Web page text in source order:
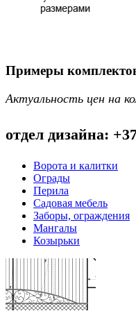
Примеры
Актуальность цен на
отдел дизайна:
Ворота и калитки
Ограды
Перила
Садовая мебель
Заборы, ограждения
Мангалы
Козырьки